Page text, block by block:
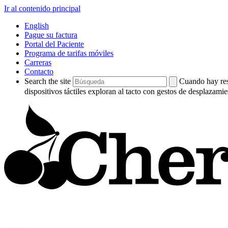
Ir al contenido principal
English
Pague su factura
Portal del Paciente
Programa de tarifas móviles
Carreras
Contacto
Search the site
Cuando hay
dispositivos táctiles exploran al tacto con gestos de